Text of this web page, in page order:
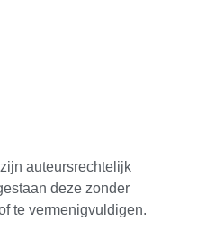
auteursrechtelijk
deze zonder
te vermenigvuldigen.